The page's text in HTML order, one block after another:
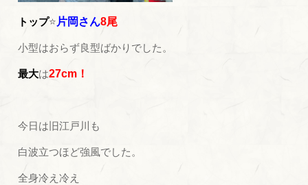
トップ⭐ 片岡さん8尾
小型はおらず良型ばかりでした。
最大は27cm！
今日は旧江戸川も
白波立つほど強風でした。
全身冷え冷え